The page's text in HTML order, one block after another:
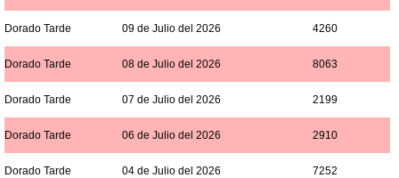
Dorado Tarde 09 de Julio del 2026 4260
Dorado Tarde 08 de Julio del 2026 8063
Dorado Tarde 07 de Julio del 2026 2199
Dorado Tarde 06 de Julio del 2026 2910
Dorado Tarde 04 de Julio del 2026 7252